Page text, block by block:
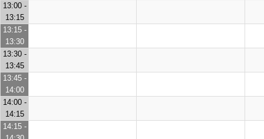
13:00 -
13:15
13:15 -
13:30
13:30 -
13:45
13:45 -
14:00
14:00 -
14:15
14:15 -